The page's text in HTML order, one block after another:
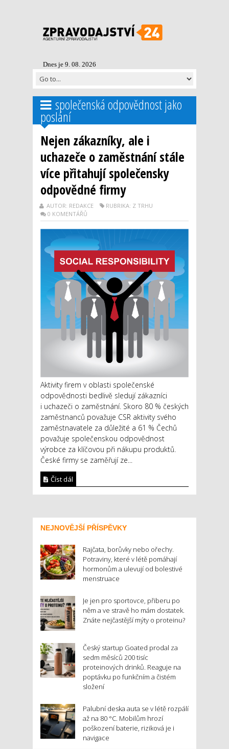
Dnes je 9. 08. 2026
společenská odpovědnost jako
poslání
Nejen zákazníky, ale i
uchazeče o zaměstnání stále
více přitahují společensky
odpovědné firmy
AUTOR: REDAKCE
RUBRIKA: Z TRHU
0 KOMENTÁŘŮ
Aktivity firem v oblasti společenské
odpovědnosti bedlivě sledují zákazníci
i uchazeči o zaměstnání. Skoro 80 % českých
zaměstnanců považuje CSR aktivity svého
zaměstnavatele za důležité a 61 % Čechů
považuje společenskou odpovědnost
výrobce za klíčovou při nákupu produktů.
České firmy se zaměřují ze...
Číst dál
NEJNOVĚJŠÍ PŘÍSPĚVKY
Rajčata, borůvky nebo ořechy.
Potraviny, které v létě pomáhají
hormonům a ulevují od bolestivé
menstruace
Je jen pro sportovce, přiberu po
něm a ve stravě ho mám dostatek.
Znáte nejčastější mýty o proteinu?
Český startup Goated prodal za
sedm měsíců 200 tisíc
proteinových drinků. Reaguje na
poptávku po funkčním a čistém
složení
Palubní deska auta se v létě rozpálí
až na 80 °C. Mobilům hrozí
poškození baterie, riziková je i
navigace